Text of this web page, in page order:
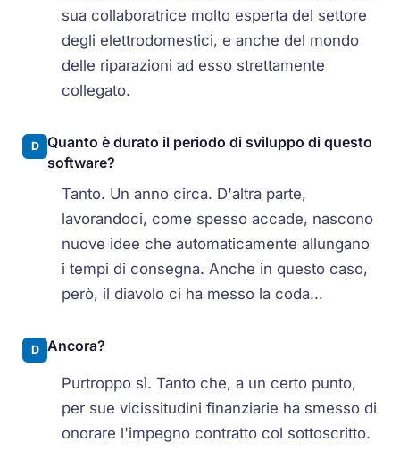
sua collaboratrice molto esperta del settore
degli elettrodomestici, e anche del mondo
delle riparazioni ad esso strettamente
collegato.
D
Quanto è durato il periodo di sviluppo di questo
software?
Tanto. Un anno circa. D'altra parte,
lavorandoci, come spesso accade, nascono
nuove idee che automaticamente allungano
i tempi di consegna. Anche in questo caso,
però, il diavolo ci ha messo la coda...
D Ancora?
Purtroppo sì. Tanto che, a un certo punto,
per sue vicissitudini finanziarie ha smesso di
onorare l'impegno contratto col sottoscritto.